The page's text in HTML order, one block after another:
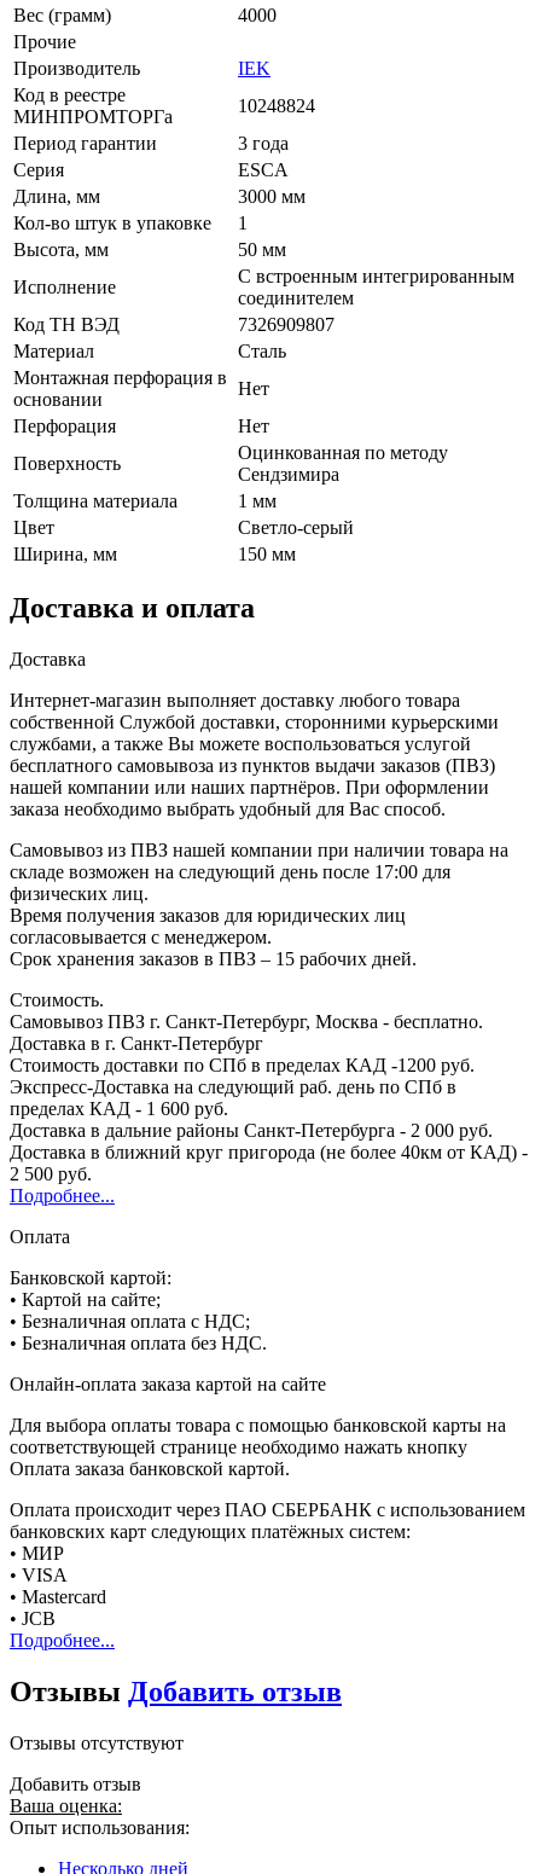
Вес (грамм)
4000
Прочие
Производитель
IEK
Код в реестре
МИНПРОМТОРГа
10248824
Период гарантии
3 года
Серия
ESCA
Длина, мм
3000 мм
Кол-во штук в упаковке
1
Высота, мм
50 мм
Исполнение
С встроенным интегрированным
соединителем
Код ТН ВЭД
7326909807
Материал
Сталь
Монтажная перфорация в
основании
Нет
Перфорация
Нет
Поверхность
Оцинкованная по методу
Сендзимира
Толщина материала
1 мм
Цвет
Светло-серый
Ширина, мм
150 мм
Доставка и оплата
Доставка
Интернет-магазин выполняет доставку любого товара
собственной Службой доставки, сторонними курьерскими
службами, а также Вы можете воспользоваться услугой
бесплатного самовывоза из пунктов выдачи заказов (ПВЗ)
нашей компании или наших партнёров. При оформлении
заказа необходимо выбрать удобный для Вас способ.
Самовывоз из ПВЗ нашей компании при наличии товара на
складе возможен на следующий день после 17:00 для
физических лиц.
Время получения заказов для юридических лиц
согласовывается с менеджером.
Срок хранения заказов в ПВЗ – 15 рабочих дней.
Стоимость.
Самовывоз ПВЗ г. Санкт-Петербург, Москва - бесплатно.
Доставка в г. Санкт-Петербург
Стоимость доставки по СПб в пределах КАД -1200 руб.
Экспресс-Доставка на следующий раб. день по СПб в
пределах КАД - 1 600 руб.
Доставка в дальние районы Санкт-Петербурга - 2 000 руб.
Доставка в ближний круг пригорода (не более 40км от КАД) -
2 500 руб.
Подробнее...
Оплата
Банковской картой:
• Картой на сайте;
• Безналичная оплата с НДС;
• Безналичная оплата без НДС.
Онлайн-оплата заказа картой на сайте
Для выбора оплаты товара с помощью банковской карты на
соответствующей странице необходимо нажать кнопку
Оплата заказа банковской картой.
Оплата происходит через ПАО СБЕРБАНК с использованием
банковских карт следующих платёжных систем:
• МИР
• VISA
• Mastercard
• JCB
Подробнее...
Отзывы Добавить отзыв
Отзывы отсутствуют
Добавить отзыв
Ваша оценка:
Опыт использования:
Несколько дней